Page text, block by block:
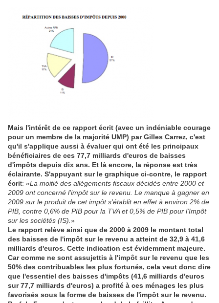
Mais l'intérêt de ce rapport écrit (avec un indéniable courage
pour un membre de la majorité UMP) par Gilles Carrez, c'est
qu'il s'applique aussi à évaluer qui ont été les principaux
bénéficiaires de ces 77,7 milliards d'euros de baisses
d'impôts depuis dix ans. Et là encore, la réponse est très
éclairante. S'appuyant sur le graphique ci-contre, le rapport
écrit: «La moitié des allègements fiscaux décidés entre 2000 et
2009 ont concerné l'impôt sur le revenu. Le manque à gagner en
2009 sur le produit de cet impôt s'établit en effet à environ 2% de
PIB, contre 0,6% de PIB pour la TVA et 0,5% de PIB pour l'Impôt
sur les sociétés (IS). »
Le rapport relève ainsi que de 2000 à 2009 le montant total
des baisses de l'impôt sur le revenu a atteint de 32,9 à 41,6
milliards d'euros. Cette indication est évidemment majeure.
Car comme ne sont assujettis à l'impôt sur le revenu que les
50% des contribuables les plus fortunés, cela veut donc dire
que l'essentiel des baisses d'impôts (41,6 milliards d'euros
sur 77,7 milliards d'euros) a profité à ces ménages les plus
favorisés sous la forme de baisses de l'impôt sur le revenu.